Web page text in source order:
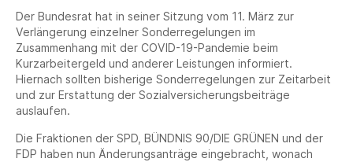
Der Bundesrat hat in seiner Sitzung vom 11. März zur
Verlängerung einzelner Sonderregelungen im
Zusammenhang mit der COVID-19-Pandemie beim
Kurzarbeitergeld und anderer Leistungen informiert.
Hiernach sollten bisherige Sonderregelungen zur Zeitarbeit
und zur Erstattung der Sozialversicherungsbeiträge
auslaufen.
Die Fraktionen der SPD, BÜNDNIS 90/DIE GRÜNEN und der
FDP haben nun Änderungsanträge eingebracht, wonach